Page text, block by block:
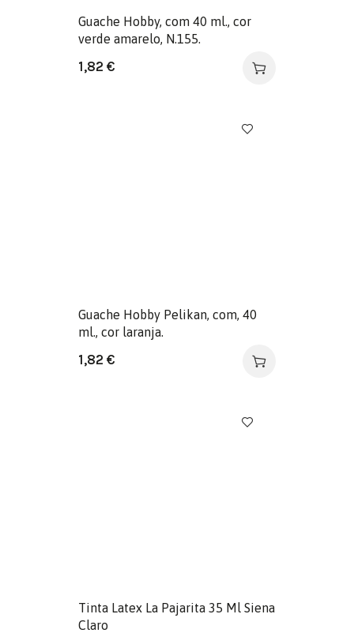
Guache Hobby, com 40 ml., cor
verde amarelo, N.155.
1,82 €
Guache Hobby Pelikan, com, 40
ml., cor laranja.
1,82 €
Tinta Latex La Pajarita 35 Ml Siena
Claro